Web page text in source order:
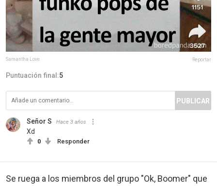
Samantha Love Reportar
Puntuación final:5
PUBLICAR
Señor S Hace 3 años
Xd
0 Responder
Se ruega a los miembros del grupo "Ok, Boomer" que